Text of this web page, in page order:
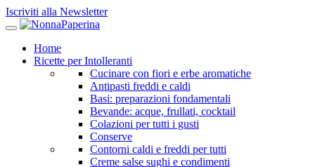
Iscriviti alla Newsletter
Home
Ricette per Intolleranti
Cucinare con fiori e erbe aromatiche
Antipasti freddi e caldi
Basi: preparazioni fondamentali
Bevande: acque, frullati, cocktail
Colazioni per tutti i gusti
Conserve
Contorni caldi e freddi per tutti
Creme salse sughi e condimenti